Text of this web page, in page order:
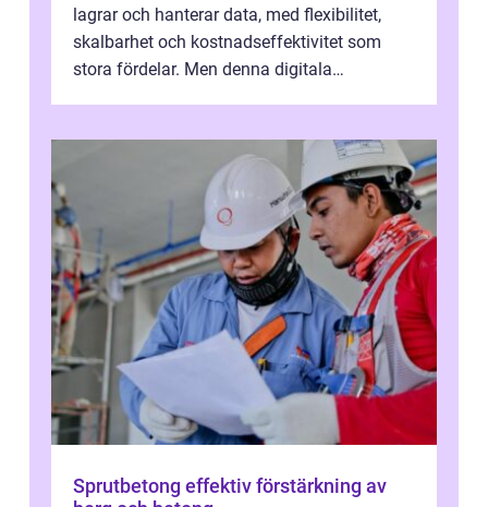
lagrar och hanterar data, med flexibilitet,
skalbarhet och kostnadseffektivitet som
stora fördelar. Men denna digitala
Sprutbetong effektiv förstärkning av